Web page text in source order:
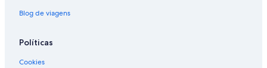
Blog de viagens
Políticas
Cookies